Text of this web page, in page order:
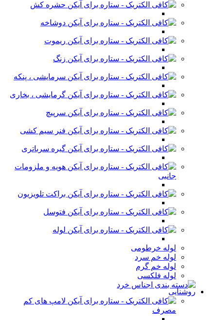
حشره کش
دوشاخه
ریموت
زنگ
سرمایشی ، پنکه
گرمایشی ، بخاری
سرپیچ
فنر سیم کشی
گیره سرباتری
هویه و ملزومات
جانبی
براکت تلویزیون
فتوسل
لوله
لوله خرطومی
لوله خم سرد
لوله خم گرم
لوله فلکسی
روشنایی
لامپ های کم
مصرف